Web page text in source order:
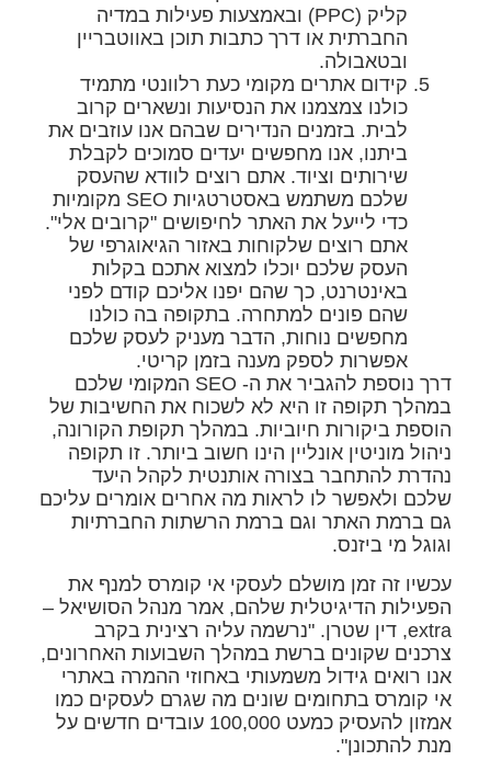
קליק (PPC) ובאמצעות פעילות במדיה
החברתית או דרך כתבות תוכן באווטבריין
ובטאבולה.
קידום אתרים מקומי כעת רלוונטי מתמיד
כולנו צמצמנו את הנסיעות ונשארים קרוב
לבית. בזמנים הנדירים שבהם אנו עוזבים את
ביתנו, אנו מחפשים יעדים סמוכים לקבלת
שירותים וציוד. אתם רוצים לוודא שהעסק
שלכם משתמש באסטרטגיות SEO מקומיות
כדי לייעל את האתר לחיפושים "קרובים אלי".
אתם רוצים שלקוחות באזור הגיאוגרפי של
העסק שלכם יוכלו למצוא אתכם בקלות
באינטרנט, כך שהם יפנו אליכם קודם לפני
שהם פונים למתחרה. בתקופה בה כולנו
מחפשים נוחות, הדבר מעניק לעסק שלכם
אפשרות לספק מענה בזמן קריטי.
דרך נוספת להגביר את ה- SEO המקומי שלכם
במהלך תקופה זו היא לא לשכוח את החשיבות של
הוספת ביקורות חיוביות. במהלך תקופת הקורונה,
ניהול מוניטין אונליין הינו חשוב ביותר. זו תקופה
נהדרת להתחבר בצורה אותנטית לקהל היעד
שלכם ולאפשר לו לראות מה אחרים אומרים עליכם
גם ברמת האתר וגם ברמת הרשתות החברתיות
וגוגל מי ביזנס.
עכשיו זה זמן מושלם לעסקי אי קומרס למנף את
הפעילות הדיגיטלית שלהם, אמר מנהל הסושיאל –
extra, דין שטרן. "נרשמה עליה רצינית בקרב
צרכנים שקונים ברשת במהלך השבועות האחרונים,
אנו רואים גידול משמעותי באחוזי ההמרה באתרי
אי קומרס בתחומים שונים מה שגרם לעסקים כמו
אמזון להעסיק כמעט 100,000 עובדים חדשים על
מנת להתכונן".